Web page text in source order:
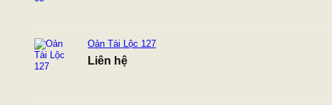
Oản Tài Lộc 127
Liên hệ